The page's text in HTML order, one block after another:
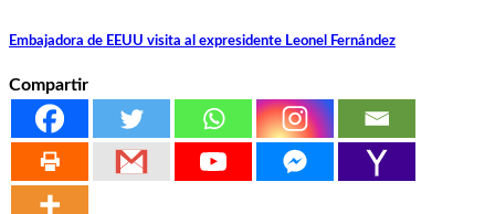
Embajadora de EEUU visita al expresidente Leonel Fernández
Compartir